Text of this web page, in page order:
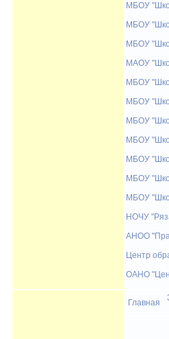
МБОУ
МБОУ
МБОУ
МАОУ
МБОУ
МБОУ
МБОУ
МБОУ
МБОУ
МБОУ
МБОУ
НОЧУ
АНОО
Центр
ОАНО
Главная